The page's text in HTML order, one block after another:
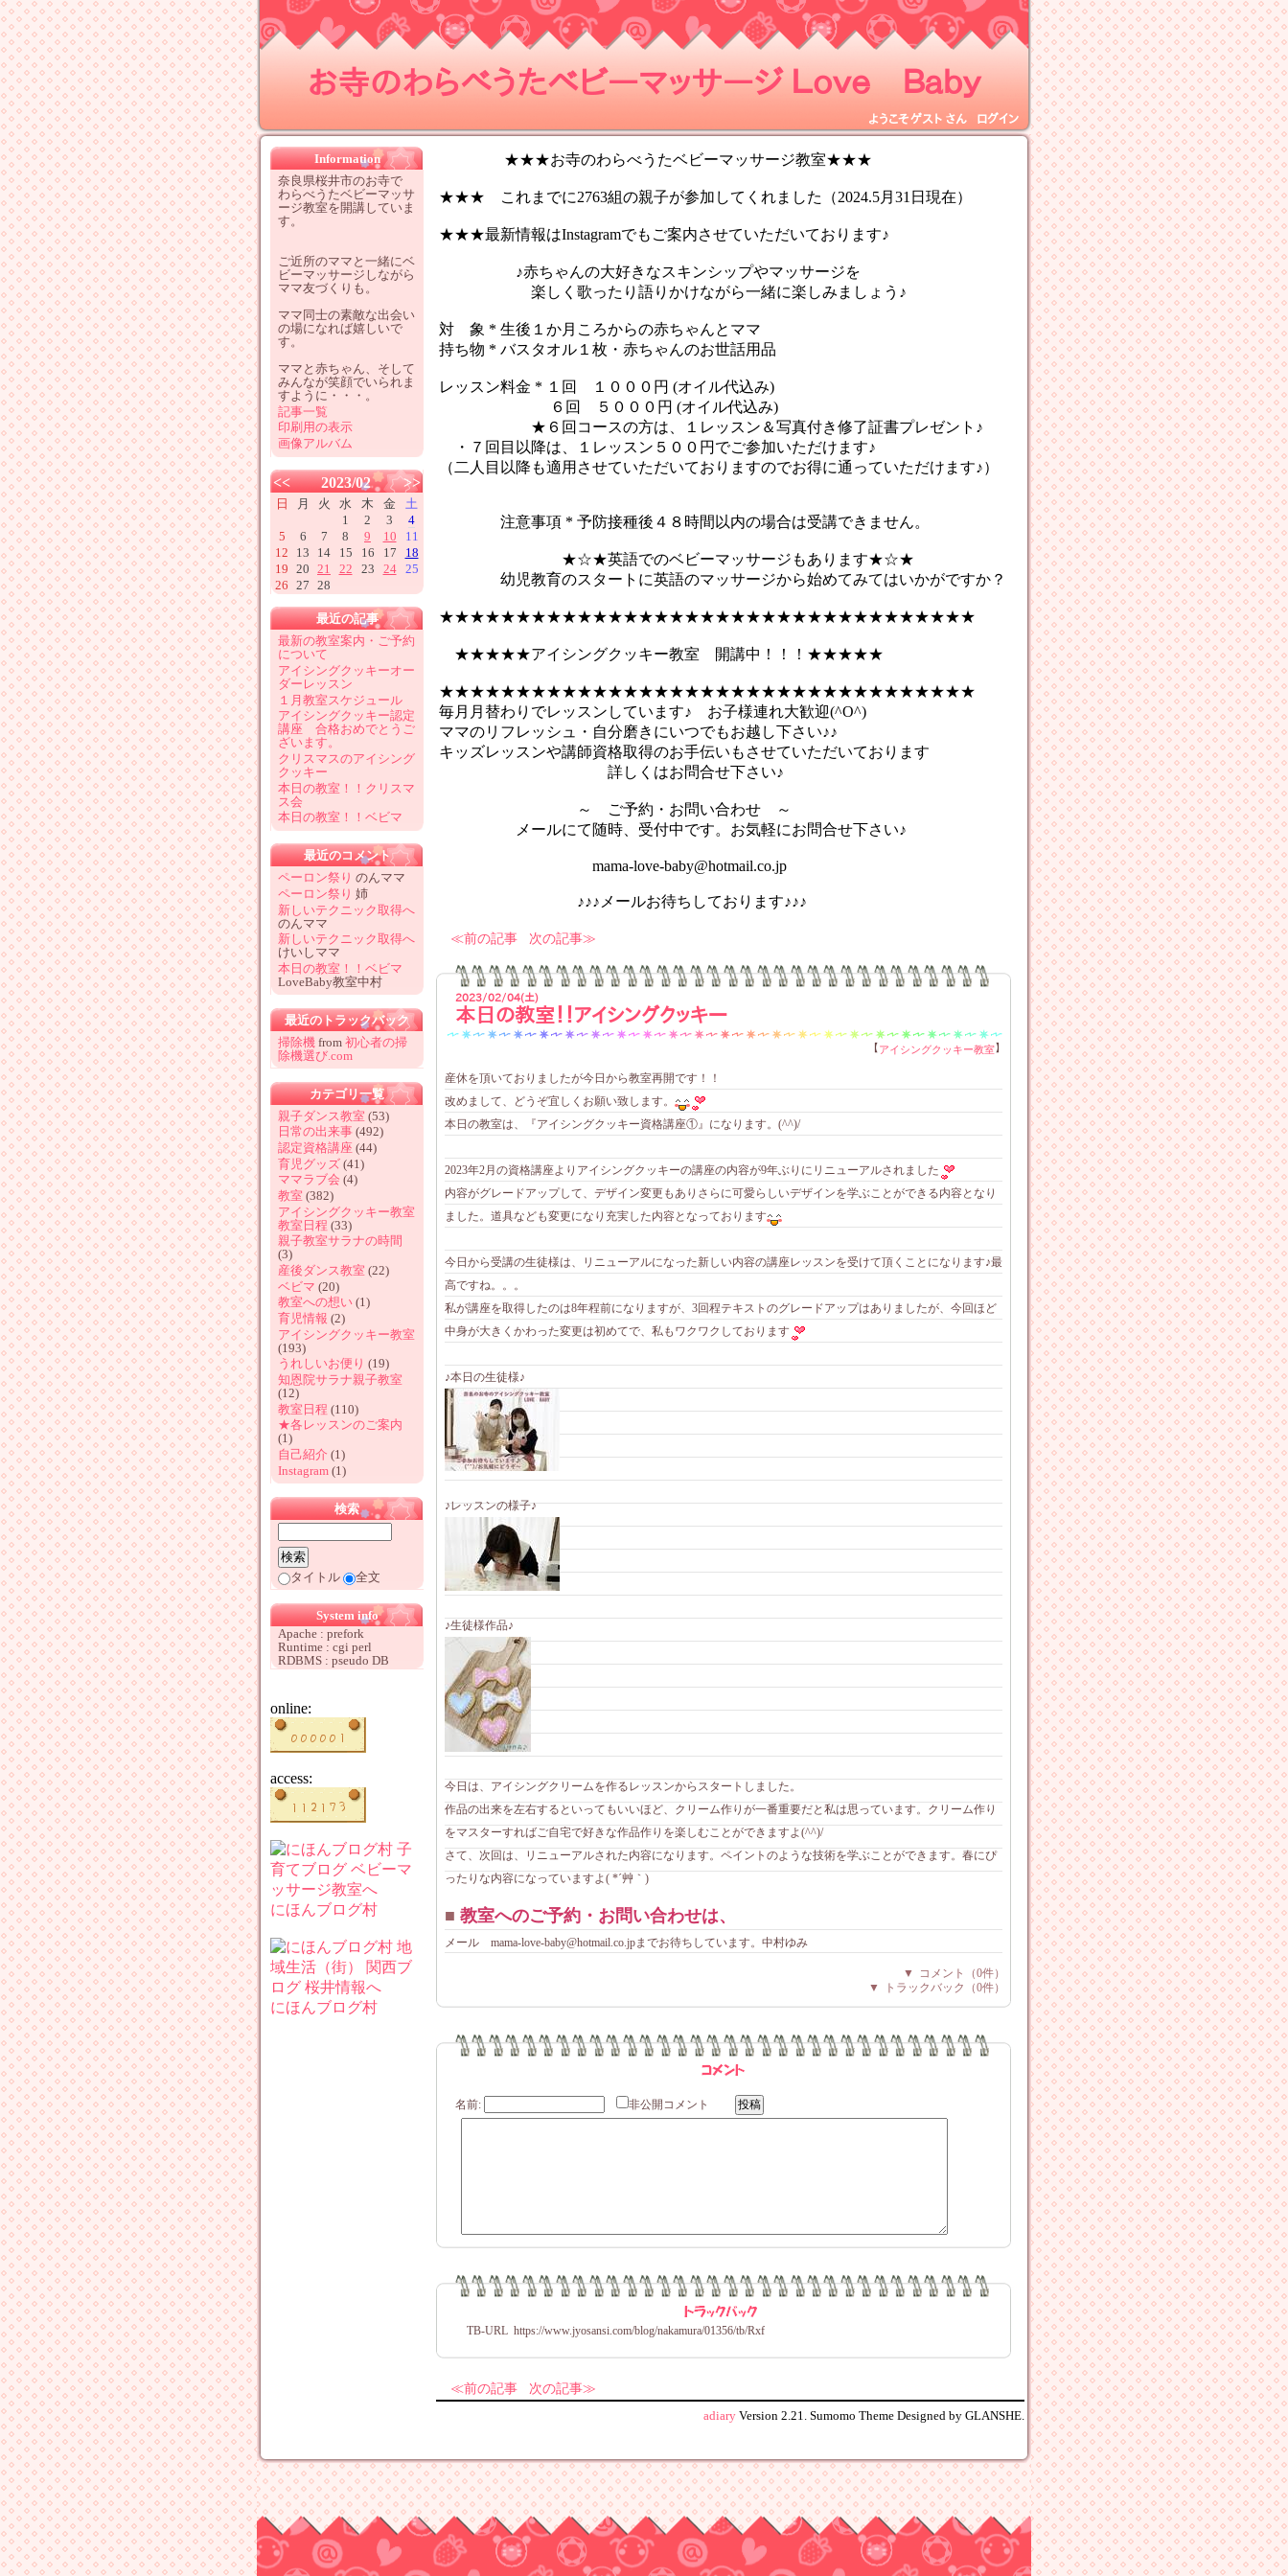
ようこそゲスト さん ログイン
お寺のわらべうたベビーマッサージ Ｌｏｖｅ Ｂａｂｙ
★★★お寺のわらべうたベビーマッサージ教室★★★
★★★ これまでに2763組の親子が参加してくれました（2024.5月31日現在）
★★★最新情報はInstagramでもご案内させていただいております♪
♪赤ちゃんの大好きなスキンシップやマッサージを
楽しく歌ったり語りかけながら一緒に楽しみましょう♪
対 象 * 生後１か月ころからの赤ちゃんとママ
持ち物 * バスタオル１枚・赤ちゃんのお世話用品
レッスン料金 * １回 １０００円 (オイル代込み)
６回 ５０００円 (オイル代込み)
★６回コースの方は、１レッスン＆写真付き修了証書プレゼント♪
・７回目以降は、１レッスン５００円でご参加いただけます♪
（二人目以降も適用させていただいておりますのでお得に通っていただけます♪）
注意事項 * 予防接種後４８時間以内の場合は受講できません。
★☆★英語でのベビーマッサージもあります★☆★
幼児教育のスタートに英語のマッサージから始めてみてはいかがですか？
★★★★★★★★★★★★★★★★★★★★★★★★★★★★★★★★★★★
★★★★★アイシングクッキー教室 開講中！！！★★★★★
★★★★★★★★★★★★★★★★★★★★★★★★★★★★★★★★★★★
毎月月替わりでレッスンしています♪ お子様連れ大歓迎(^O^)
ママのリフレッシュ・自分磨きにいつでもお越し下さい♪♪
キッズレッスンや講師資格取得のお手伝いもさせていただいております
詳しくはお問合せ下さい♪
～ ご予約・お問い合わせ ～
メールにて随時、受付中です。お気軽にお問合せ下さい♪
mama-love-baby@hotmail.co.jp
♪♪♪メールお待ちしております♪♪♪
前の記事 次の記事
2023/02/04(土)
本日の教室！！アイシングクッキー
【 アイシングクッキー教室】
産休を頂いておりましたが今日から教室再開です！！
改めまして、どうぞ宜しくお願い致します。
本日の教室は、『アイシングクッキー資格講座①』になります。(^^)/
2023年2月の資格講座よりアイシングクッキーの講座の内容が9年ぶりにリニューアルされました
内容がグレードアップして、デザイン変更もありさらに可愛らしいデザインを学ぶことができる内容となり
ました。道具なども変更になり充実した内容となっております
今日から受講の生徒様は、リニューアルになった新しい内容の講座レッスンを受けて頂くことになります♪最
高ですね。。。
私が講座を取得したのは8年程前になりますが、3回程テキストのグレードアップはありましたが、今回ほど
中身が大きくかわった変更は初めてで、私もワクワクしております
♪本日の生徒様♪
♪レッスンの様子♪
♪生徒様作品♪
今日は、アイシングクリームを作るレッスンからスタートしました。
作品の出来を左右するといってもいいほど、クリーム作りが一番重要だと私は思っています。クリーム作り
をマスターすればご自宅で好きな作品作りを楽しむことができますよ(^^)/
さて、次回は、リニューアルされた内容になります。ペイントのような技術を学ぶことができます。春にぴ
ったりな内容になっていますよ( *´艸｀)
■ 教室へのご予約・お問い合わせは、
メール mama-love-baby@hotmail.co.jpまでお待ちしています。中村ゆみ
▼ コメント （0件）
名前: 非公開コメント
▼ トラックバック （0件）
TB-URL https://www.jyosansi.com/blog/nakamura/01356/tb/Rxf
前の記事 次の記事
adiary Version 2.21.
Information
奈良県桜井市のお寺で
わらべうたベビーマッサ
ージ教室を開講していま
す。
ご近所のママと一緒にベ
ビーマッサージしながら
ママ友づくりも。
ママ同士の素敵な出会い
の場になれば嬉しいで
す。
ママと赤ちゃん、そして
みんなが笑顔でいられま
すように・・・。
記事一覧
印刷用の表示
画像アルバム
<< 2023/02 >>
日 月 火 水 木 金
土
1
2 3
4
5
6 7 8 9 10
11
12
13 14 15 16 17
18
19 20 21 22 23 24
25
26 27 28
最近の記事
最新の教室案内・ご予約
について
アイシングクッキーオー
ダーレッスン
１月教室スケジュール
アイシングクッキー認定
講座 合格おめでとうご
ざいます。
クリスマスのアイシング
クッキー
本日の教室！！クリスマ
ス会
本日の教室！！ベビマ
最近のコメント
ペーロン祭り のんママ
ペーロン祭り 姉
新しいテクニック取得へ
のんママ
新しいテクニック取得へ
けいしママ
本日の教室！！ベビマ
LoveBaby教室中村
最近のトラックバック
掃除機 from 初心者の掃
除機選び.com
カテゴリ一覧
親子ダンス教室 (53)
日常の出来事 (492)
認定資格講座 (44)
育児グッズ (41)
ママラブ会 (4)
教室 (382)
アイシングクッキー教室
教室日程 (33)
親子教室サラナの時間
(3)
産後ダンス教室 (22)
ベビマ (20)
教室への想い (1)
育児情報 (2)
アイシングクッキー教室
(193)
うれしいお便り (19)
知恩院サラナ親子教室
(12)
教室日程 (110)
★各レッスンのご案内
(1)
自己紹介 (1)
Instagram (1)
検索
タイトル 全文
System info
Apache : prefork
Runtime : cgi perl
RDBMS : pseudo DB
online:
access:
にほんブログ村
にほんブログ村